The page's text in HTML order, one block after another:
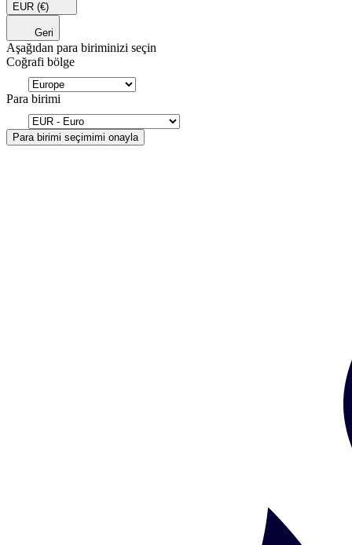
EUR (€)
Geri
Aşağıdan para biriminizi seçin
Coğrafi bölge
Para birimi
Para birimi seçimimi onayla